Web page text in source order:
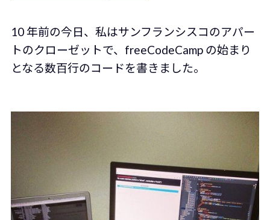
10 年前の今日、私はサンフランシスコのアパー
トのクローゼットで、freeCodeCamp の始まり
となる数百行のコードを書きました。